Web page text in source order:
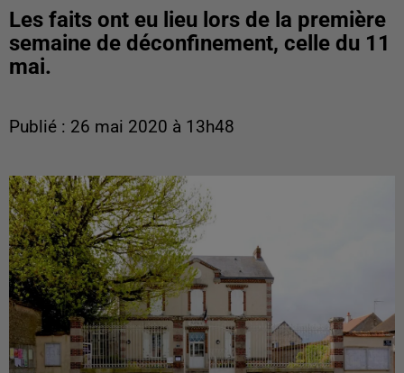
Les faits ont eu lieu lors de la première
semaine de déconfinement, celle du 11
mai.
Publié : 26 mai 2020 à 13h48